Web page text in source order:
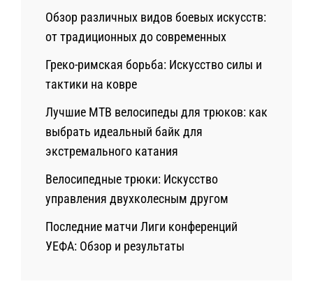
Обзор различных видов боевых искусств:
от традиционных до современных
Греко-римская борьба: Искусство силы и
тактики на ковре
Лучшие MTB велосипеды для трюков: как
выбрать идеальный байк для
экстремального катания
Велосипедные трюки: Искусство
управления двухколесным другом
Последние матчи Лиги конференций
УЕФА: Обзор и результаты